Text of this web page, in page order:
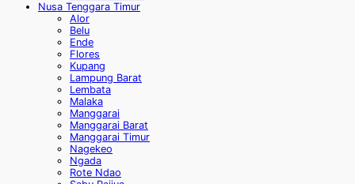
Nusa Tenggara Timur
Alor
Belu
Ende
Flores
Kupang
Lampung Barat
Lembata
Malaka
Manggarai
Manggarai Barat
Manggarai Timur
Nagekeo
Ngada
Rote Ndao